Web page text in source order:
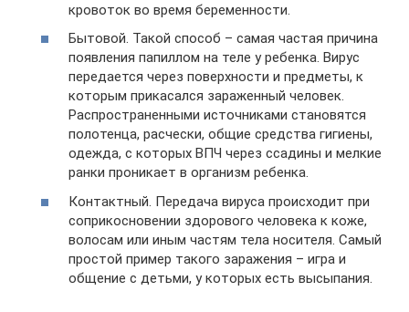
кровоток во время беременности.
Бытовой. Такой способ – самая частая причина
появления папиллом на теле у ребенка. Вирус
передается через поверхности и предметы, к
которым прикасался зараженный человек.
Распространенными источниками становятся
полотенца, расчески, общие средства гигиены,
одежда, с которых ВПЧ через ссадины и мелкие
ранки проникает в организм ребенка.
Контактный. Передача вируса происходит при
соприкосновении здорового человека к коже,
волосам или иным частям тела носителя. Самый
простой пример такого заражения – игра и
общение с детьми, у которых есть высыпания.